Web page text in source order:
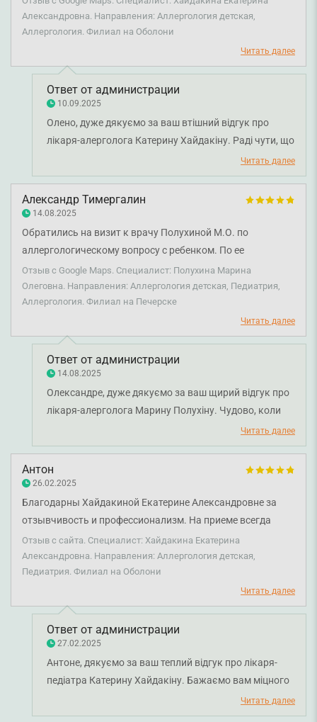
Александровна. Направления: Аллергология детская,
Аллергология. Филиал на Оболони
Читать далее
Ответ от администрации
10.09.2025
Олено, дуже дякуємо за ваш втішний відгук про
лікаря-алерголога Катерину Хайдакіну. Раді чути, що
консультація у лікаря залишила такі позитивні
враження. Бажаємо вам міцного здоров'я!
Читать далее
Александр Тимергалин
14.08.2025
Обратились на визит к врачу Полухиной М.О. по
аллергологическому вопросу с ребенком. По ее
рекомендации сдали анализы и подобрали проходящее
сейчас лечение. Ребенок врач очень полюбил, всегда
получает от него леденец без сахара в конце визита и
коллекционирует браслеты по цветам. Марина Олеговна,
спасибо за ваш подход к лечению деток!
Отзыв с Google Maps. Специалист: Полухина Марина
Олеговна. Направления: Аллергология детская, Педиатрия,
Аллергология. Филиал на Печерске
Читать далее
Ответ от администрации
14.08.2025
Олександре, дуже дякуємо за ваш щирий відгук про
лікаря-алерголога Марину Полухіну. Чудово, коли
лікування супроводжується позитивними емоціями,
а дитина із задоволенням приходить на прийом.
Читать далее
Антон
26.02.2025
Благодарны Хайдакиной Екатерине Александровне за
отзывчивость и профессионализм. На приеме всегда
дружелюбное и теплое отношение к пациентам. С
Екатериной Александровной дети в надежных руках.
Отзыв с сайта. Специалист: Хайдакина Екатерина
Александровна. Направления: Аллергология детская,
Педиатрия. Филиал на Оболони
Читать далее
Ответ от администрации
27.02.2025
Антоне, дякуємо за ваш теплий відгук про лікаря-
педіатра Катерину Хайдакіну. Бажаємо вам міцного
Читать далее